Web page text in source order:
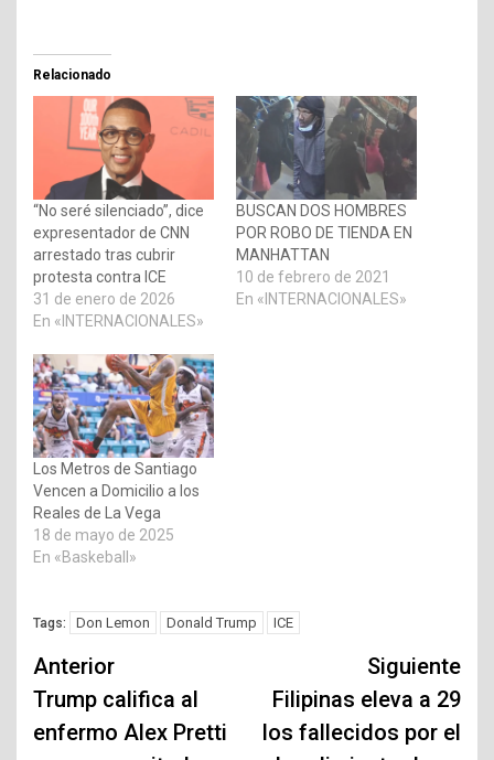
Relacionado
“No seré silenciado”, dice
expresentador de CNN
arrestado tras cubrir
protesta contra ICE
31 de enero de 2026
En «INTERNACIONALES»
BUSCAN DOS HOMBRES
POR ROBO DE TIENDA EN
MANHATTAN
10 de febrero de 2021
En «INTERNACIONALES»
Los Metros de Santiago
Vencen a Domicilio a los
Reales de La Vega
18 de mayo de 2025
En «Baskeball»
Tags: Don Lemon Donald Trump ICE
Navegación
de
entradas
Anterior
Trump califica al
enfermo Alex Pretti
Siguiente
Filipinas eleva a 29
los fallecidos por el